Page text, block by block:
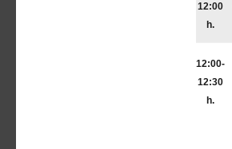
12:00
h.
12:00-
12:30
h.